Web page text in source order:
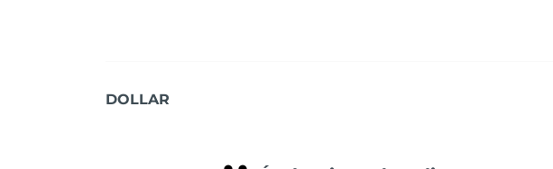
DOLLAR